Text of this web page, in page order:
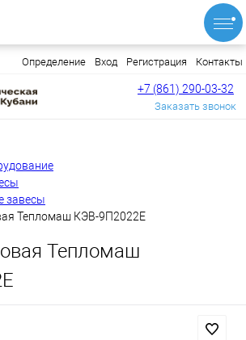
Определение Вход Регистрация Контакты
+7 (861) 290-03-32
Заказать звонок
завесы
Тепломаш КЭВ-9П2022Е
Тепломаш